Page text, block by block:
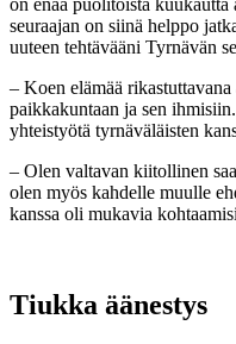
on enää puolitoista kuukautta
seuraajan on siinä helppo
uuteen tehtävääni Tyrnävän
– Koen elämää rikastuttavana
paikkakuntaan ja sen
yhteistyötä tyrnäväläisten
– Olen valtavan kiitollinen
olen myös kahdelle muulle
kanssa oli mukavia
Tiukka äänestys